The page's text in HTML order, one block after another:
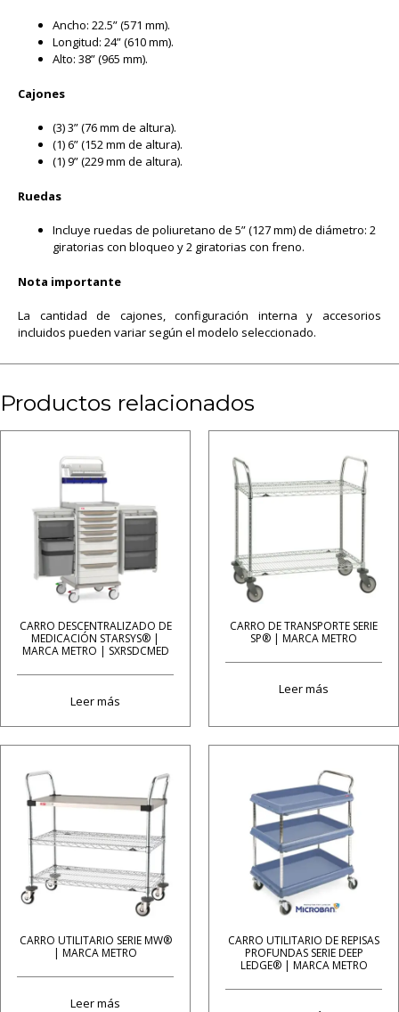
Ancho: 22.5” (571 mm).
Longitud: 24” (610 mm).
Alto: 38” (965 mm).
Cajones
(3) 3” (76 mm de altura).
(1) 6” (152 mm de altura).
(1) 9” (229 mm de altura).
Ruedas
Incluye ruedas de poliuretano de 5” (127 mm) de diámetro: 2
giratorias con bloqueo y 2 giratorias con freno.
Nota importante
La cantidad de cajones, configuración interna y accesorios
incluidos pueden variar según el modelo seleccionado.
Productos relacionados
CARRO DESCENTRALIZADO DE
MEDICACIÓN STARSYS® |
MARCA METRO | SXRSDCMED
Leer más
CARRO DE TRANSPORTE SERIE
SP® | MARCA METRO
Leer más
CARRO UTILITARIO SERIE MW®
| MARCA METRO
Leer más
CARRO UTILITARIO DE REPISAS
PROFUNDAS SERIE DEEP
LEDGE® | MARCA METRO